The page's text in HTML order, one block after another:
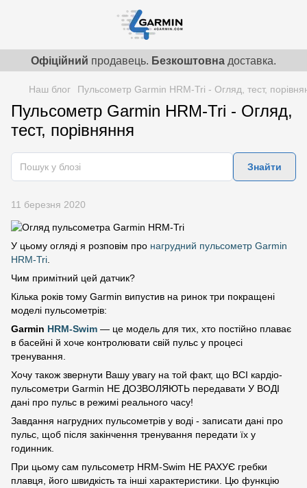
Офіційний продавець. Безкоштовна доставка.
Наш блог Пульсометр Garmin HRM-Tri - Огляд, тест,
Пульсометр Garmin HRM-Tri - Огляд,
тест, порівняння
Знайти
11 березня 2020
У цьому огляді я розповім про нагрудний пульсометр Garmin
HRM-Tri.
Чим примітний цей датчик?
Кілька років тому Garmin випустив на ринок три покращені
моделі пульсометрів:
Garmin HRM-Swim — це модель для тих, хто постійно плаває
в басейні й хоче контролювати свій пульс у процесі
тренування.
Хочу також звернути Вашу увагу на той факт, що ВСІ кардіо-
пульсометри Garmin НЕ ДОЗВОЛЯЮТЬ передавати У ВОДІ
дані про пульс в режимі реального часу!
Завдання нагрудних пульсометрів у воді - записати дані про
пульс, щоб після закінчення тренування передати їх у
годинник.
При цьому сам пульсометр HRM-Swim НЕ РАХУЄ гребки
плавця, його швидкість та інші характеристики. Цю функцію